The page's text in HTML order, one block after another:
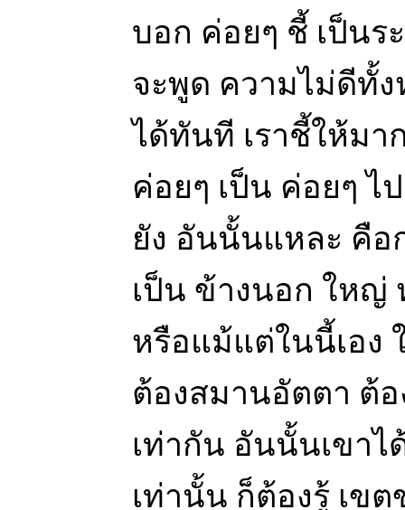
บอก ค่อยๆ ชี้ เป็นร
จะพูด ความไม่ดีทั้
ได้ทันที เราชี้ให้มา
ค่อยๆ เป็น ค่อยๆ ไ
ยัง อันนั้นแหละ คือ
เป็น ข้างนอก ใหญ่
หรือแม้แต่ในนี้เอง
ต้องสมานอัตตา ต้
เท่ากัน อันนั้นเขาไ
เท่านั้น ก็ต้องรู้ เข